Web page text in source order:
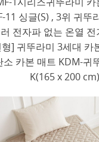
11 싱글(S) , 3위 귀
전자파 없는 온열
] 귀뚜라미 3세대
카본 매트 KDM-
K(165 x 200